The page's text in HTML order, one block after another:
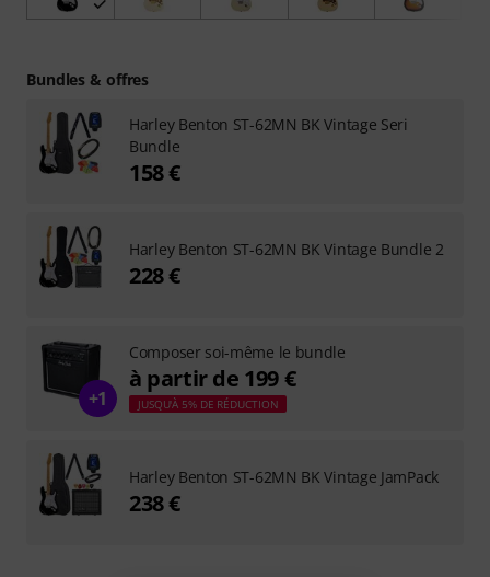
Bundles & offres
Harley Benton ST-62MN BK Vintage Seri
Bundle
158 €
Harley Benton ST-62MN BK Vintage Bundle 2
228 €
+1
Composer soi-même le bundle
à partir de 199 €
JUSQU'À 5% DE RÉDUCTION
Harley Benton ST-62MN BK Vintage JamPack
238 €